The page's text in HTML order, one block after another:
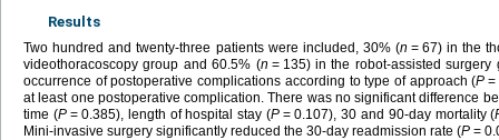
Results
Two hundred and twenty-three patients were included, 30% (n = 67) in the
videothoracoscopy group and 60.5% (n = 135) in the robot-assisted
occurrence of postoperative complications according to type of approach (P =
at least one postoperative complication. There was no significant difference
time (P = 0.385), length of hospital stay (P = 0.107), 30 and 90-day mortality (
Mini-invasive surgery significantly reduced the 30-day readmission rate (P =